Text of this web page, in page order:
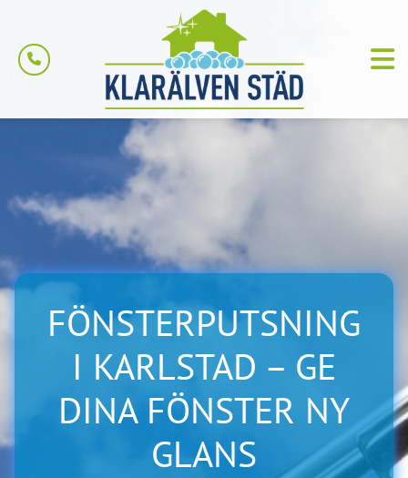
FÖNSTERPUTSNING
I KARLSTAD – GE
DINA FÖNSTER NY
GLANS